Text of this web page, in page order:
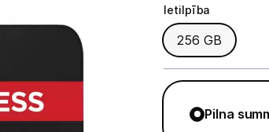
TV un audio
Ietilpība
Ietilpība
256 GB
Pilna